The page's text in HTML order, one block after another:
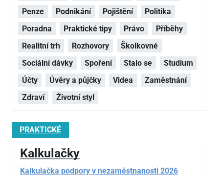
Penze
Podnikání Pojištění
Politika
Poradna
Praktické tipy Právo
Příběhy
Realitní trh
Rozhovory
Školkovné
Sociální dávky
Spoření Stalo se
Studium
Účty
Úvěry a půjčky Videa
Zaměstnání
Zdraví
Životní styl
PRAKTICKÉ
Kalkulačky
Kalkulačka podpory v nezaměstnanosti 2026